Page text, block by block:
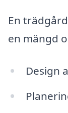
En
en mängd
Design